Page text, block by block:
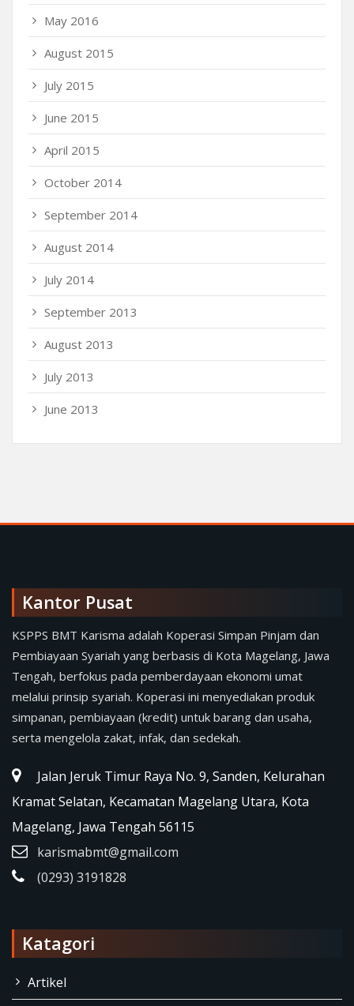
May 2016
August 2015
July 2015
June 2015
April 2015
October 2014
September 2014
August 2014
July 2014
September 2013
August 2013
July 2013
June 2013
Kantor Pusat
KSPPS BMT Karisma adalah Koperasi Simpan Pinjam dan
Pembiayaan Syariah yang berbasis di Kota Magelang, Jawa
Tengah, berfokus pada pemberdayaan ekonomi umat
melalui prinsip syariah. Koperasi ini menyediakan produk
simpanan, pembiayaan (kredit) untuk barang dan usaha,
serta mengelola zakat, infak, dan sedekah.
Jalan Jeruk Timur Raya No. 9, Sanden, Kelurahan
Kramat Selatan, Kecamatan Magelang Utara, Kota
Magelang, Jawa Tengah 56115
karismabmt@gmail.com
(0293) 3191828
Katagori
Artikel